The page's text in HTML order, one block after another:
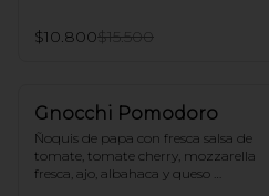
$10.800$15.500
Gnocchi Pomodoro
Ñoquis de papa con fresca salsa de
tomate, tomate cherry, mozzarella
fresca, ajo, albahaca y queso